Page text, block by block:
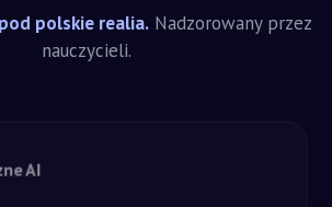
polskie realia.Nadzorowany przez
nauczycieli.
AI